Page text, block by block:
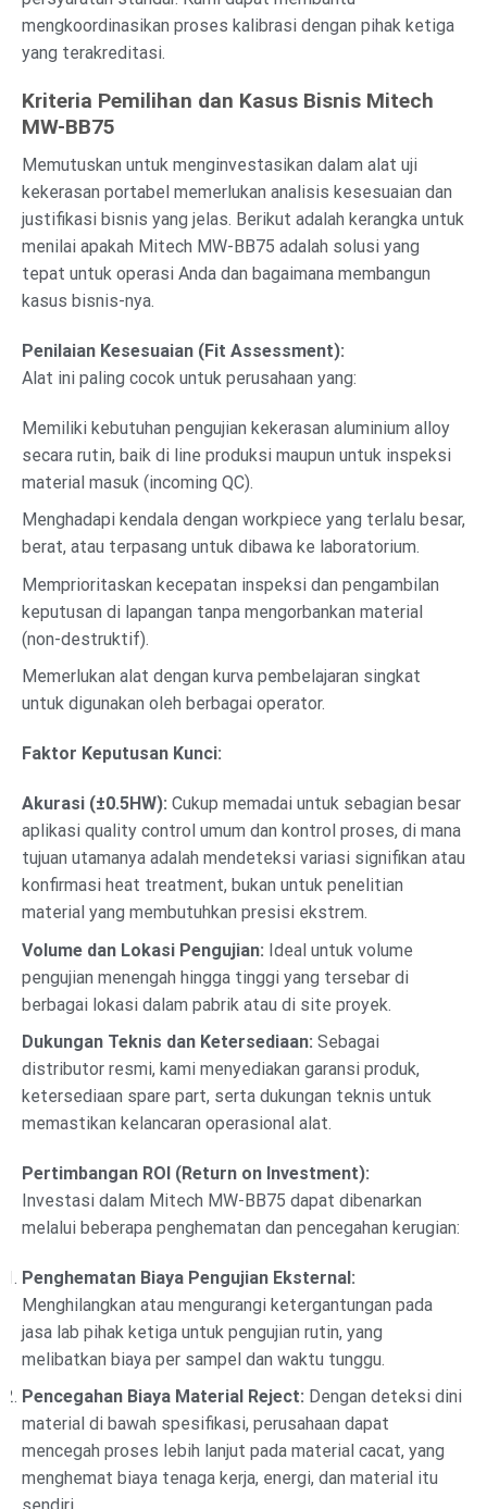
mengkoordinasikan proses kalibrasi dengan pihak ketiga
yang terakreditasi.
Kriteria Pemilihan dan Kasus Bisnis Mitech
MW-BB75
Memutuskan untuk menginvestasikan dalam alat uji
kekerasan portabel memerlukan analisis kesesuaian dan
justifikasi bisnis yang jelas. Berikut adalah kerangka untuk
menilai apakah Mitech MW-BB75 adalah solusi yang
tepat untuk operasi Anda dan bagaimana membangun
kasus bisnis-nya.
Penilaian Kesesuaian (Fit Assessment):
Alat ini paling cocok untuk perusahaan yang:
Memiliki kebutuhan pengujian kekerasan aluminium alloy
secara rutin, baik di line produksi maupun untuk inspeksi
material masuk (incoming QC).
Menghadapi kendala dengan workpiece yang terlalu besar,
berat, atau terpasang untuk dibawa ke laboratorium.
Memprioritaskan kecepatan inspeksi dan pengambilan
keputusan di lapangan tanpa mengorbankan material
(non-destruktif).
Memerlukan alat dengan kurva pembelajaran singkat
untuk digunakan oleh berbagai operator.
Faktor Keputusan Kunci:
Akurasi (±0.5HW): Cukup memadai untuk sebagian besar
aplikasi quality control umum dan kontrol proses, di mana
tujuan utamanya adalah mendeteksi variasi signifikan atau
konfirmasi heat treatment, bukan untuk penelitian
material yang membutuhkan presisi ekstrem.
Volume dan Lokasi Pengujian: Ideal untuk volume
pengujian menengah hingga tinggi yang tersebar di
berbagai lokasi dalam pabrik atau di site proyek.
Dukungan Teknis dan Ketersediaan: Sebagai
distributor resmi, kami menyediakan garansi produk,
ketersediaan spare part, serta dukungan teknis untuk
memastikan kelancaran operasional alat.
Pertimbangan ROI (Return on Investment):
Investasi dalam Mitech MW-BB75 dapat dibenarkan
melalui beberapa penghematan dan pencegahan kerugian:
Penghematan Biaya Pengujian Eksternal:
Menghilangkan atau mengurangi ketergantungan pada
jasa lab pihak ketiga untuk pengujian rutin, yang
melibatkan biaya per sampel dan waktu tunggu.
Pencegahan Biaya Material Reject: Dengan deteksi dini
material di bawah spesifikasi, perusahaan dapat
mencegah proses lebih lanjut pada material cacat, yang
menghemat biaya tenaga kerja, energi, dan material itu